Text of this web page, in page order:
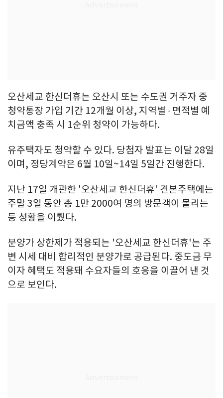
오산세교 한신더휴는 오산시 또는 수도권 거주자 중
청약통장 가입 기간 12개월 이상, 지역별 ∙ 면적별 예
치금액 충족 시 1순위 청약이 가능하다.
유주택자도 청약할 수 있다. 당첨자 발표는 이달 28일
이며, 정당계약은 6월 10일~14일 5일간 진행한다.
지난 17일 개관한 '오산세교 한신더휴' 견본주택에는
주말 3일 동안 총 1만 2000여 명의 방문객이 몰리는
등 성황을 이뤘다.
분양가 상한제가 적용되는 '오산세교 한신더휴'는 주
변 시세 대비 합리적인 분양가로 공급된다. 중도금 무
이자 혜택도 적용돼 수요자들의 호응을 이끌어 낸 것
으로 보인다.